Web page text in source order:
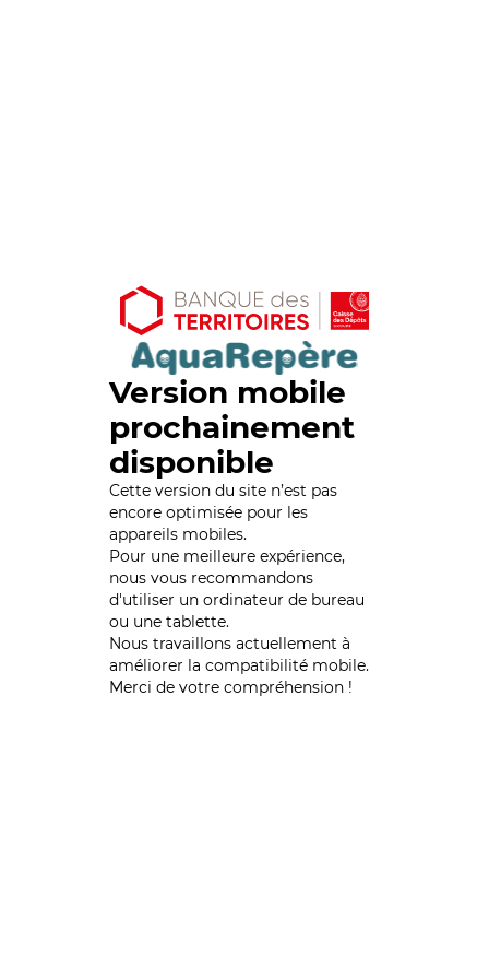
Version mobile
prochainement
disponible
Cette version du site n’est pas
encore optimisée pour les
appareils mobiles.
Pour une meilleure expérience,
nous vous recommandons
d'utiliser un ordinateur de bureau
ou une tablette.
Nous travaillons actuellement à
améliorer la compatibilité mobile.
Merci de votre compréhension !